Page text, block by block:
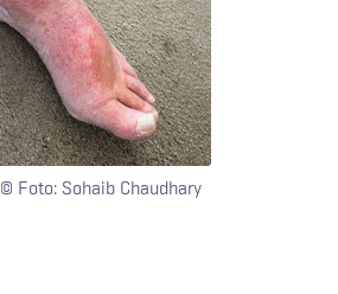
© Foto: Sohaib Chaudhary